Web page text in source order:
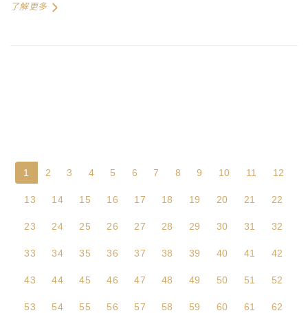
了解更多
1 2 3 4 5 6 7 8 9 10 11 12
13 14 15 16 17 18 19 20 21 22
23 24 25 26 27 28 29 30 31 32
33 34 35 36 37 38 39 40 41 42
43 44 45 46 47 48 49 50 51 52
53 54 55 56 57 58 59 60 61 62